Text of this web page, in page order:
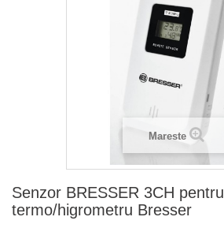
Mareste
Senzor BRESSER 3CH pentru
termo/higrometru Bresser